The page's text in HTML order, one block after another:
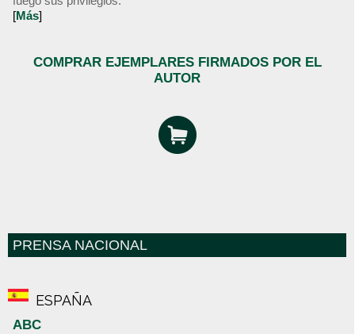
[Más]
COMPRAR EJEMPLARES FIRMADOS POR EL
AUTOR
PRENSA NACIONAL
ESPAÑA
ABC